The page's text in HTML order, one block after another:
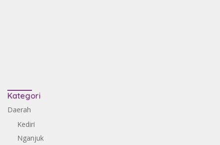
Kategori
Daerah
Kediri
Nganjuk